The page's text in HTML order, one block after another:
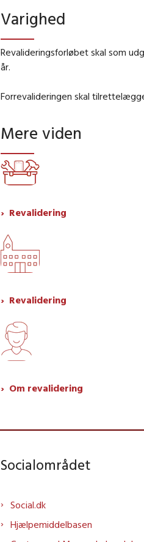
Varighed
Revalideringsforløbet skal som
år.
Forrevalideringen skal
Mere viden
Revalidering
Revalidering
Om revalidering
Socialområdet
Social.dk
Hjælpemiddelbasen